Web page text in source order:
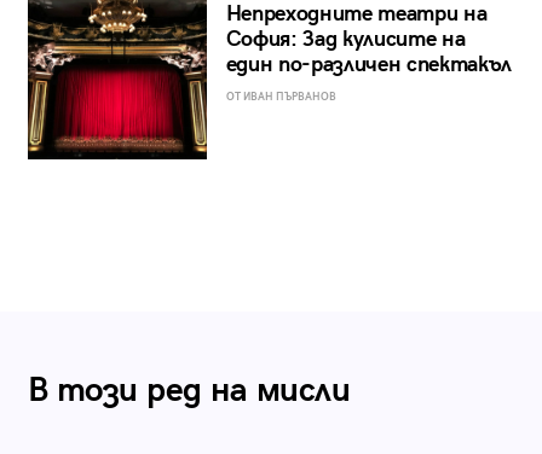
Непреходните театри на
София: Зад кулисите на
един по-различен спектакъл
ОТ ИВАН ПЪРВАНОВ
В този ред на мисли